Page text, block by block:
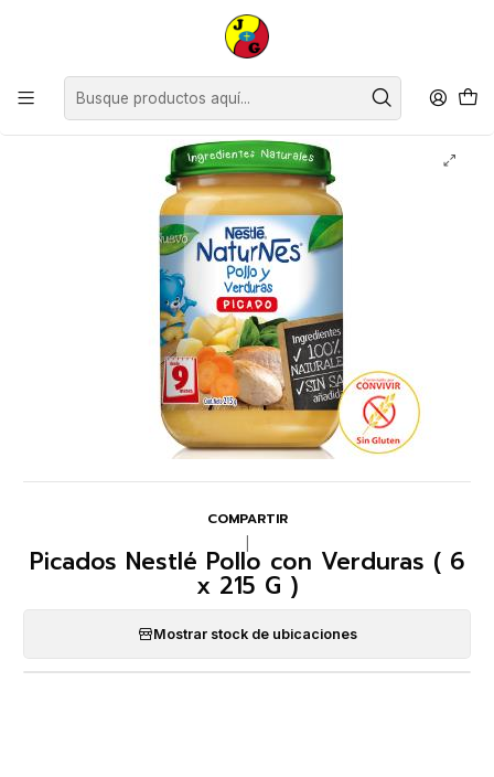
Disponible sólo Retiro en Tienda Osorno.
Colados y Picados
Picados Nestlé Pollo con Verduras ( 6 x 215 G )
COMPARTIR
Picados Nestlé Pollo con Verduras ( 6
x 215 G )
Mostrar stock de ubicaciones